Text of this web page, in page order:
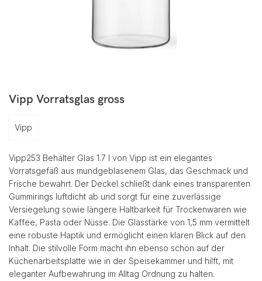
Vipp Vorratsglas gross
Vipp
Vipp253 Behälter Glas 1.7 l von Vipp ist ein elegantes
Vorratsgefäß aus mundgeblasenem Glas, das Geschmack und
Frische bewahrt. Der Deckel schließt dank eines transparenten
Gummirings luftdicht ab und sorgt für eine zuverlässige
Versiegelung sowie längere Haltbarkeit für Trockenwaren wie
Kaffee, Pasta oder Nüsse. Die Glasstärke von 1,5 mm vermittelt
eine robuste Haptik und ermöglicht einen klaren Blick auf den
Inhalt. Die stilvolle Form macht ihn ebenso schön auf der
Küchenarbeitsplatte wie in der Speisekammer und hilft, mit
eleganter Aufbewahrung im Alltag Ordnung zu halten.